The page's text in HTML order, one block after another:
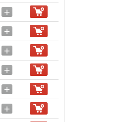
+
+
+
+
+
+